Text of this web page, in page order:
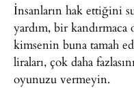
İnsanların hak ettiğini
yardım, bir
kimsenin buna tamah
liraları, çok daha
oyunuzu vermeyin.